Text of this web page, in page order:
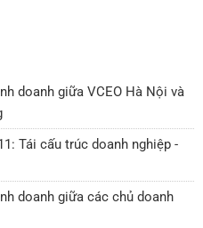
doanh giữa VCEO Hà Nội và
Tái cấu trúc doanh nghiệp -
doanh giữa các chủ doanh